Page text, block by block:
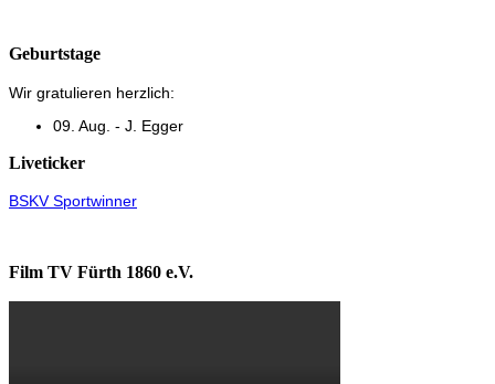
Geburtstage
Wir gratulieren herzlich:
09. Aug. - J. Egger
Liveticker
BSKV Sportwinner
Film TV Fürth 1860 e.V.